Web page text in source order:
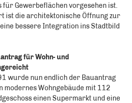
für Gewerbeflächen vorgesehen ist.
ist die architektonische Öffnung zur
bessere Integration ins Stadtbild
für Wohn- und
wurde nun endlich der Bauantrag
modernes Wohngebäude mit 112
einen Supermarkt und eine